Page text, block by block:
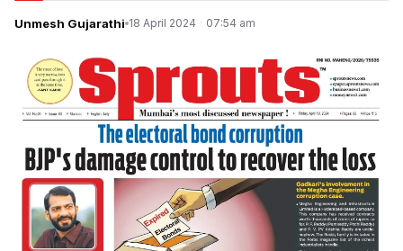
Unmesh Gujarathi 18 April 2024 · 07:54 am